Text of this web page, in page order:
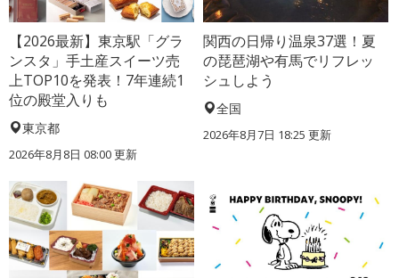
【2026最新】東京駅「グラ
ンスタ」手土産スイーツ売
上TOP10を発表！7年連続1
位の殿堂入りも
東京都
2026年8月8日 08:00更新
関西の日帰り温泉37選！夏
の琵琶湖や有馬でリフレッ
シュしよう
全国
2026年8月7日 18:25 更新